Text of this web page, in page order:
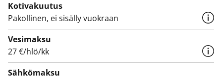
Kotivakuutus
Pakollinen, ei sisälly vuokraan
Vesimaksu
27 €/hlö/kk
Sähkömaksu